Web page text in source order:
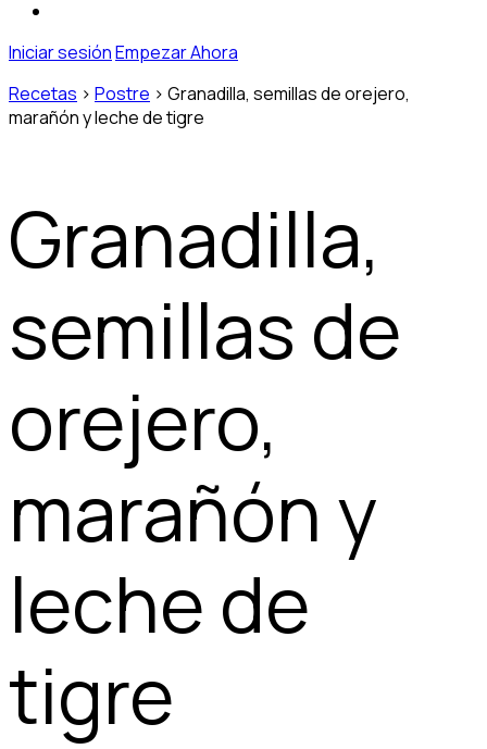
Iniciar sesiónEmpezar Ahora
Recetas > Postre > Granadilla, semillas de orejero,
marañón y leche de tigre
Granadilla,
semillas de
orejero,
marañón y
leche de
tigre